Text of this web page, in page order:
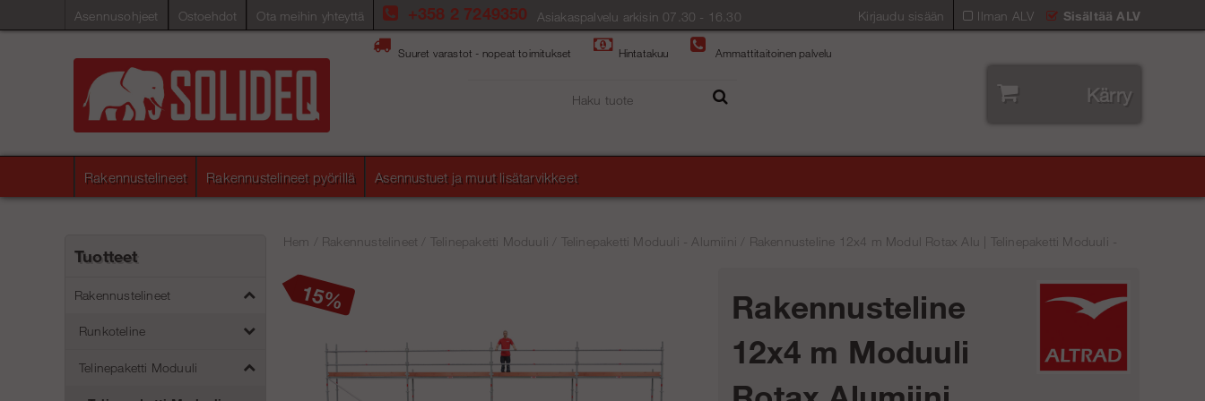
Asennusohjeet Ostoehdot Ota meihin yhteyttä Ilman ALV Sisältää ALV
+358 2 7249350 Asiakaspalvelu arkisin 07.30 - 16.30 Kirjaudu sisään
Suuret varastot - nopeat toimitukset Hintatakuu Ammattitaitoinen palvelu
Kärry
Rakennustelineet Rakennustelineet pyörillä Asennustuet ja muut lisätarvikkeet
Tuotteet
Rakennustelineet
Runkoteline
Telinepaketti Moduuli
Hem Rakennustelineet Telinepaketti Moduuli Telinepaketti Moduuli - Alumiini Rakennusteline 12x4 m Modul Rotax Alu | Telinepaketti Moduuli -
15
Rakennusteline
12x4 m Moduuli